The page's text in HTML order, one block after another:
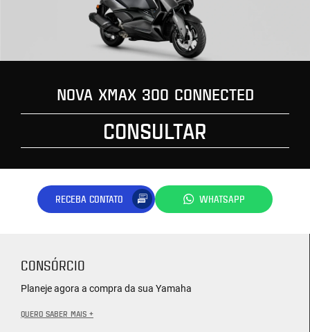
NOVA XMAX 300 CONNECTED
CONSULTAR
RECEBA CONTATO WHATSAPP
CONSÓRCIO
Planeje agora a compra da sua Yamaha
QUERO SABER MAIS +